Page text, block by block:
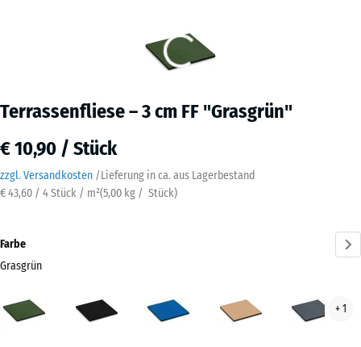
Terrassenfliese – 3 cm FF "Grasgrün"
€ 10,90 / Stück
zzgl. Versandkosten /Lieferung in ca. aus Lagerbestand
€ 43,60 / 4 Stück / m²(5,00 kg / Stück)
Farbe
Grasgrün
(active)
+ 1